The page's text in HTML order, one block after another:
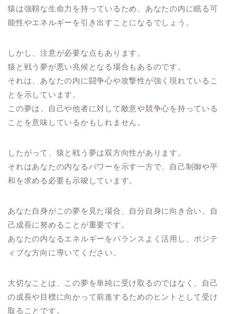
猿は強靱な生命力を持っているため、あなたの内に眠る可
能性やエネルギーを引き出すことになるでしょう。
しかし、注意が必要な点もあります。
猿と戦う夢が悪い兆候となる場合もあるのです。
それは、あなたの内に闘争心や攻撃性が強く現れているこ
とを示しています。
この夢は、自己や他者に対して敵意や競争心を持っている
ことを意味しているかもしれません。
したがって、猿と戦う夢は双方向性があります。
それはあなたの内なるパワーを示す一方で、自己制御や平
和を求める必要も示唆しています。
あなた自身がこの夢を見た場合、自分自身に向き合い、自
己成長に努めることが重要です。
あなたの内なるエネルギーをバランスよく活用し、ポジテ
ィブな方向に導いてください。
大切なことは、この夢を単純に受け取るのではなく、自己
の成長や目標に向かって前進するためのヒントとして受け
取ることです。